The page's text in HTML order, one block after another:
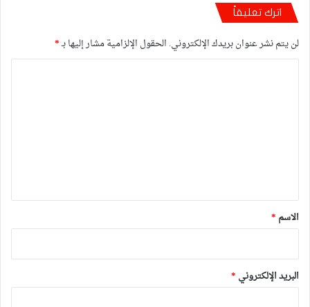
اترك تعليقاً
لن يتم نشر عنوان بريدك الإلكتروني. الحقول الإلزامية مشار إليها بـ*
*
الاسم *
البريد الإلكتروني *